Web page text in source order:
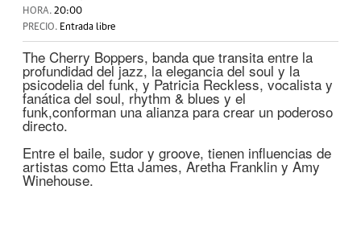
HORA. 20:00
PRECIO. Entrada libre
The Cherry Boppers, banda que transita entre la
profundidad del jazz, la elegancia del soul y la
psicodelia del funk, y Patricia Reckless, vocalista y
fanática del soul, rhythm & blues y el
funk,conforman una alianza para crear un poderoso
directo.
Entre el baile, sudor y groove, tienen influencias de
artistas como Etta James, Aretha Franklin y Amy
Winehouse.